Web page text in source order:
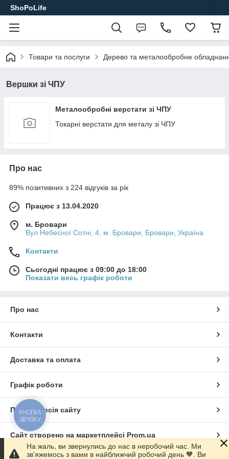
ShoPoLife
Товари та послуги Дерево та металообробне
Вершки зі ЧПУ
Металообробні верстати зі ЧПУ
Токарні верстати для металу зі ЧПУ
Про нас
89% позитивних з 224 відгуків за рік
Працює з 13.04.2020
м. Бровари
Вул Небесної Сотні, 4, м. Бровари, Бровари, Україна
Контакти
Сьогодні працює з 09:00 до 18:00
Показати весь графік роботи
Про нас
Контакти
Доставка та оплата
Графік роботи
Повна версія сайту
Сайт створено на маркетплейсі Prom.ua
На жаль, ви звернулись до нас в неробочий час. Ми
звʼяжемось з вами в найближчий робочий день 🧡. Ви
КНОПКА
ЗВ'ЯЗКУ